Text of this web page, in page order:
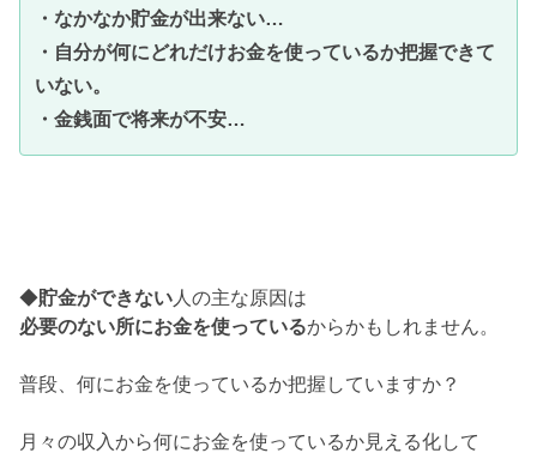
・なかなか貯金が出来ない…
・自分が何にどれだけお金を使っているか把握できて
いない。
・金銭面で将来が不安…
◆貯金ができない 人の主な原因は
必要のない所にお金を使っているからかもしれません。
普段、何にお金を使っているか把握していますか？
月々の収入から何にお金を使っているか見える化して